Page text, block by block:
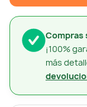
Compras
¡100%
más